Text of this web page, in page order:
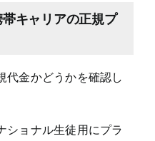
キャリアの正規プ
代金かどうかを確認し
ショナル生徒用にプラ